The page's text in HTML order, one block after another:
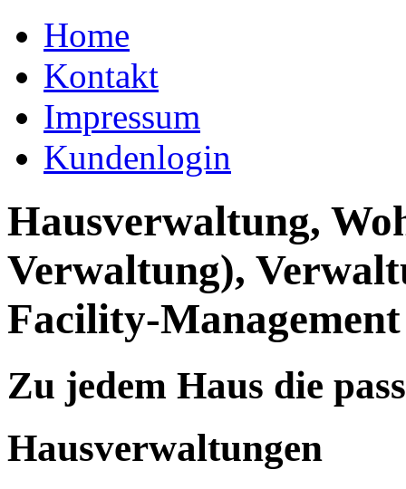
Home
Kontakt
Impressum
Kundenlogin
Hausverwaltung,
Verwaltung),
Facility-Management
Zu jedem Haus die
Hausverwaltungen